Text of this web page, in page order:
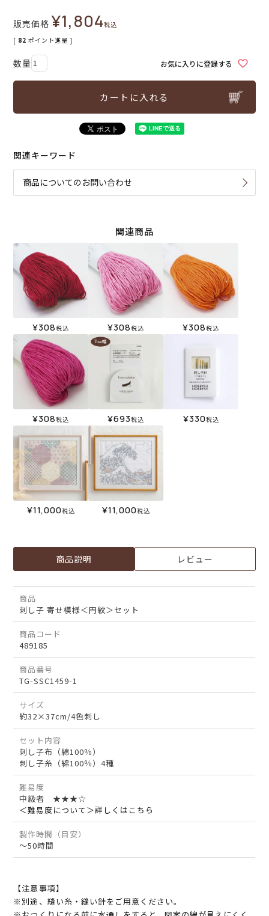
販売価格 ¥1,804税込
[ 82 ポイント進呈 ]
お気に入りに登録する
カートに入れる
関連キーワード
商品についてのお問い合わせ
関連商品
¥308税込 ¥308税込 ¥308税込
¥308税込 ¥693税込 ¥330税込
¥11,000税込 ¥11,000税込
商品説明 レビュー
商品
刺し子 寄せ模様＜円紋＞セット
商品コード
489185
商品番号
TG-SSC1459-1
サイズ
約32×37cm/4色刺し
セット内容
刺し子布（綿100％）
刺し子糸（綿100％）4種
難易度
中級者 ★★★☆
＜難易度について＞詳しくはこちら
製作時間（目安）
～50時間
【注意事項】
※別途、縫い糸・縫い針をご用意ください。